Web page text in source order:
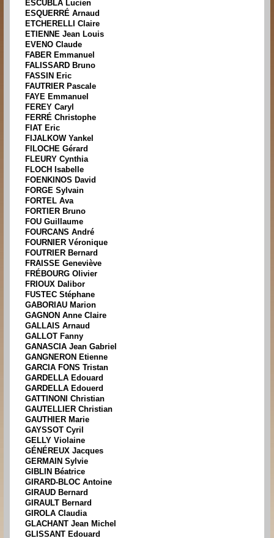
ESCUBLA Lucien
ESQUERRÉ Arnaud
ETCHERELLI Claire
ETIENNE Jean Louis
EVENO Claude
FABER Emmanuel
FALISSARD Bruno
FASSIN Eric
FAUTRIER Pascale
FAYE Emmanuel
FEREY Caryl
FERRÉ Christophe
FIAT Eric
FIJALKOW Yankel
FILOCHE Gérard
FLEURY Cynthia
FLOCH Isabelle
FOENKINOS David
FORGE Sylvain
FORTEL Ava
FORTIER Bruno
FOU Guillaume
FOURCANS André
FOURNIER Véronique
FOUTRIER Bernard
FRAISSE Geneviève
FRÉBOURG Olivier
FRIOUX Dalibor
FUSTEC Stéphane
GABORIAU Marion
GAGNON Anne Claire
GALLAIS Arnaud
GALLOT Fanny
GANASCIA Jean Gabriel
GANGNERON Etienne
GARCIA FONS Tristan
GARDELLA Edouard
GARDELLA Edouerd
GATTINONI Christian
GAUTELLIER Christian
GAUTHIER Marie
GAYSSOT Cyril
GELLY Violaine
GÉNÉREUX Jacques
GERMAIN Sylvie
GIBLIN Béatrice
GIRARD-BLOC Antoine
GIRAUD Bernard
GIRAULT Bernard
GIROLA Claudia
GLACHANT Jean Michel
GLISSANT Edouard